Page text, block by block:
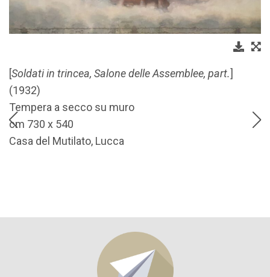
[Soldati in trincea, Salone delle Assemblee, part.]
(1932)
Tempera a secco su muro
cm 730 x 540
Casa del Mutilato, Lucca